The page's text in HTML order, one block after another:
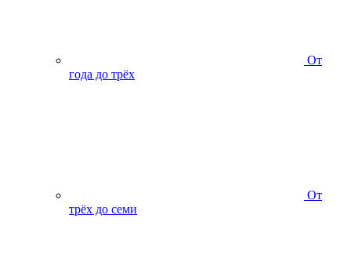
От
года до трёх
От
трёх до семи